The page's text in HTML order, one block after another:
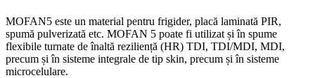
MOFAN5 este un material pentru frigider, placă laminată PIR,
spumă pulverizată etc. MOFAN 5 poate fi utilizat și în spume
flexibile turnate de înaltă reziliență (HR) TDI, TDI/MDI, MDI,
precum și în sisteme integrale de tip skin, precum și în sisteme
microcelulare.